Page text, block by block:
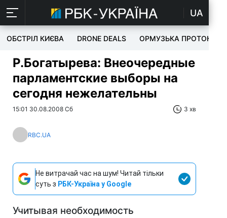
UA
ОБСТРІЛ КИЄВА DRONE DEALS ОРМУЗЬКА ПРОТОКА
Р.Богатырева: Внеочередные
парламентские выборы на
сегодня нежелательны
15:01 30.08.2008 Сб 3 хв
RBC.UA
Не витрачай час на шум! Читай тільки
суть з РБК-Україна у Google
Учитывая необходимость